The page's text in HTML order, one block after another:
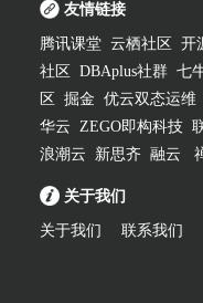
友情链接
腾讯课堂 云栖社区 开
社区
DBAplus社群 七
区
掘金 优云双态运维
华云 ZEGO即构科技
浪潮云
新思齐 融云
关于我们
关于我们 联系我们